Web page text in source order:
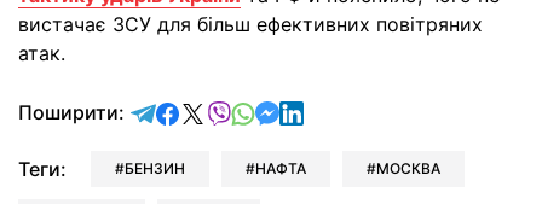
вистачає ЗСУ для більш ефективних повітряних
атак.
Поширити: відправити у Telegram
поділитись у Facebook
поділитись у X
відправити у Viber
відправити у Whatsapp
відправити у Messenger
відправити у LinkedIn
Теги: БЕНЗИН НАФТА МОСКВА